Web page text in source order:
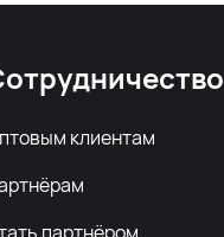
клиентам